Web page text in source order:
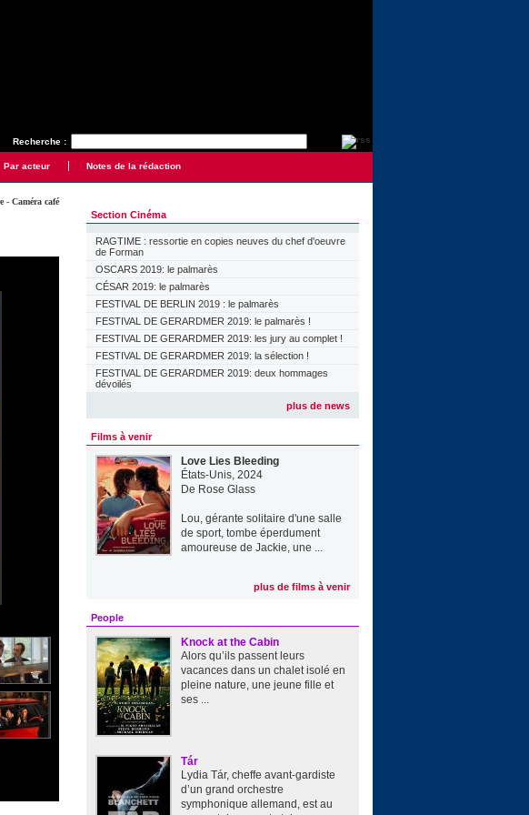
Recherche :
Par acteur Notes de la rédaction
- Caméra café
Section Cinéma
RAGTIME : ressortie en copies neuves du chef d'oeuvre
de Forman
OSCARS 2019: le palmarès
CÉSAR 2019: le palmarès
FESTIVAL DE BERLIN 2019 : le palmarès
FESTIVAL DE GERARDMER 2019: le palmarès !
FESTIVAL DE GERARDMER 2019: les jury au complet !
FESTIVAL DE GERARDMER 2019: la sélection !
FESTIVAL DE GERARDMER 2019: deux hommages
dévoilés
plus de news
Films à venir
Love Lies Bleeding
États-Unis, 2024
De Rose Glass
Lou, gérante solitaire d'une salle
de sport, tombe éperdument
amoureuse de Jackie, une ...
plus de films à venir
People
Knock at the Cabin
Alors qu’ils passent leurs
vacances dans un chalet isolé en
pleine nature, une jeune fille et
ses ...
Tár
Lydia Tár, cheffe avant-gardiste
d’un grand orchestre
symphonique allemand, est au